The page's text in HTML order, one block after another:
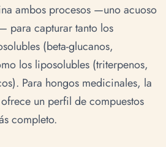
ambos procesos —uno acuoso
para capturar tanto los
(beta-glucanos,
los liposolubles (triterpenos,
Para hongos medicinales, la
un perfil de compuestos
completo.